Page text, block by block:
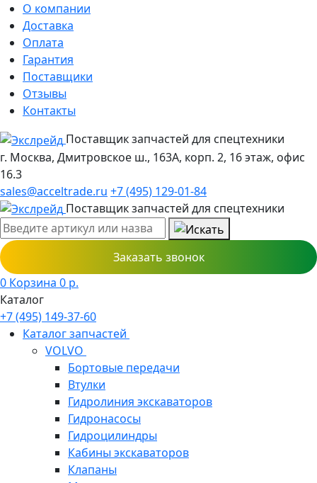
О компании
Доставка
Оплата
Гарантия
Поставщики
Отзывы
Контакты
Поставщик запчастей для спецтехники
г. Москва, Дмитровское ш., 163А, корп. 2, 16 этаж, офис
16.3
sales@acceltrade.ru +7 (495) 129-01-84
Поставщик запчастей для спецтехники
Заказать звонок
0 Корзина 0 р.
Каталог
+7 (495) 149-37-60
Каталог запчастей
VOLVO
Бортовые передачи
Втулки
Гидролиния экскаваторов
Гидронасосы
Гидроцилиндры
Кабины экскаваторов
Клапаны